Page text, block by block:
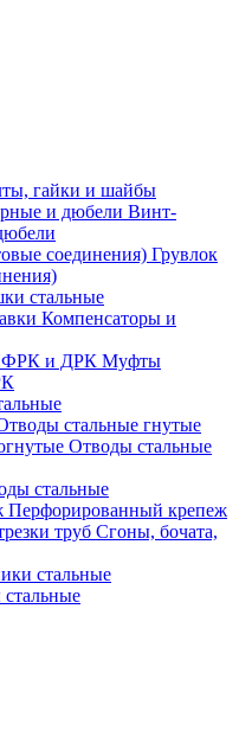
гайки и шайбы
Винт-
Грувлок
стальные
Компенсаторы и
Муфты
стальные гнутые
Отводы стальные
стальные
Перфорированный крепеж
Сгоны, бочата,
стальные